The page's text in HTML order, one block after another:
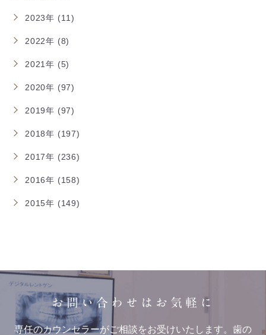
2023年 (11)
2022年 (8)
2021年 (5)
2020年 (97)
2019年 (97)
2018年 (197)
2017年 (236)
2016年 (158)
2015年 (149)
お問い合わせはお気軽に
専任のカウンセラーがご相談をお受けいたします。歯の